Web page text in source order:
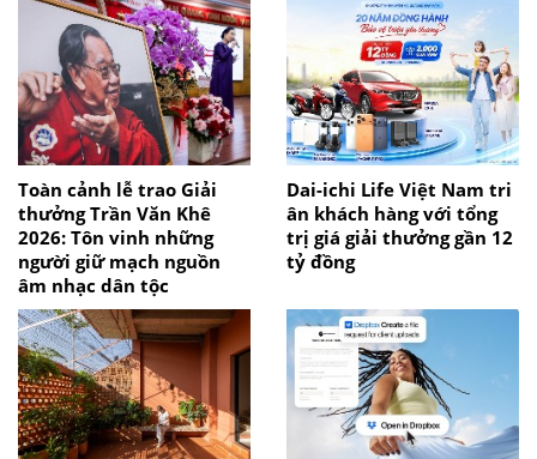
Toàn cảnh lễ trao Giải
thưởng Trần Văn Khê
2026: Tôn vinh những
người giữ mạch nguồn
âm nhạc dân tộc
Dai-ichi Life Việt Nam tri
ân khách hàng với tổng
trị giá giải thưởng gần 12
tỷ đồng